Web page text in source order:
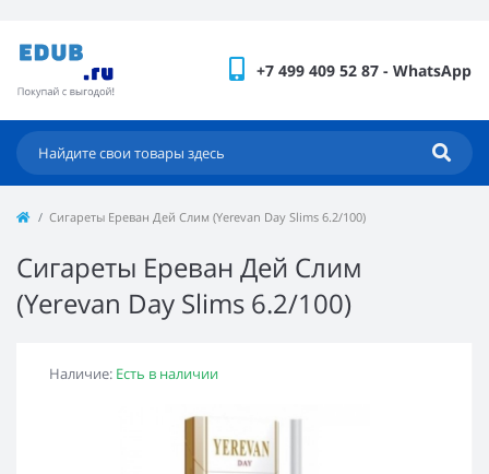
+7 499 409 52 87 - WhatsApp
Сигареты Ереван Дей Слим (Yerevan Day Slims 6.2/100)
Сигареты Ереван Дей Слим
(Yerevan Day Slims 6.2/100)
Наличие: Есть в наличии